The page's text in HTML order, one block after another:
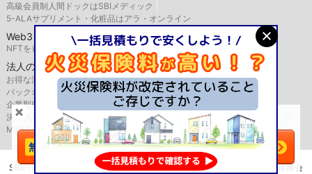
高級会員制人間ドックはSBIメディック
5-ALAサプリメント・化粧品はアラ・オンライン
Web3
NFTをビジネス活用するなら、SBINFT
法人のお客様
お得な法人向け優待サービスならSBIバリュープレイス
バックオフィス支援はSBIビジネス・ソリューションズ
企業型確定拠出年金のSBIベネフィット・システムズ
決済代行サービスはゼウス 航空機・船舶リースならSBIリーシングサービス
M&AならSBI辻・本郷M&A
SBIの保険比較インズウェブを運営するSBIホールディングス株式会社は保険会
＼火災保険は 比較で安くなる！／
今すぐ一括見積もりへ